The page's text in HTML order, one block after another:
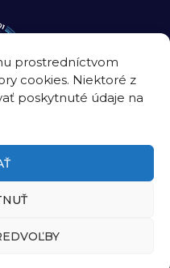
prostredníctvom
cookies. Niektoré z
poskytnuté údaje na
|Kontakt